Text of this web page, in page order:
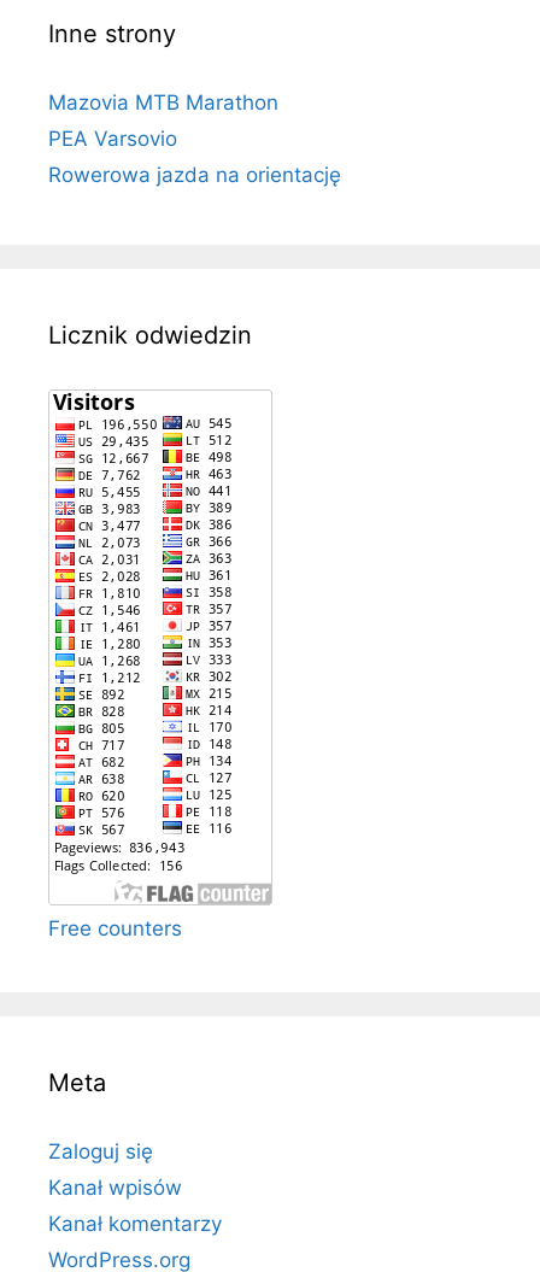
Inne strony
Mazovia MTB Marathon
PEA Varsovio
Rowerowa jazda na orientację
Licznik odwiedzin
Free counters
Meta
Zaloguj się
Kanał wpisów
Kanał komentarzy
WordPress.org